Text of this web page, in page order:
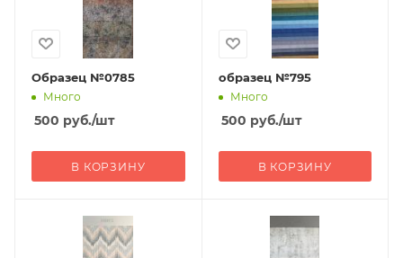
Образец №0785
Много
500 руб./шт
В КОРЗИНУ
образец №795
Много
500 руб./шт
В КОРЗИНУ